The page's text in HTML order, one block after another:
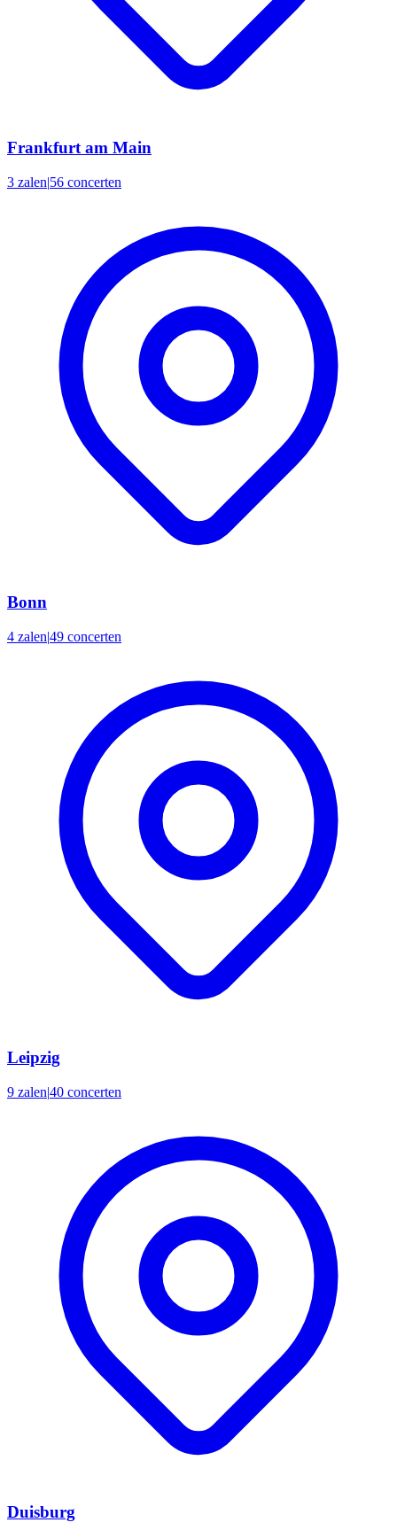
Frankfurt am Main
3 zalen|56 concerten
Bonn
4 zalen|49 concerten
Leipzig
9 zalen|40 concerten
Duisburg